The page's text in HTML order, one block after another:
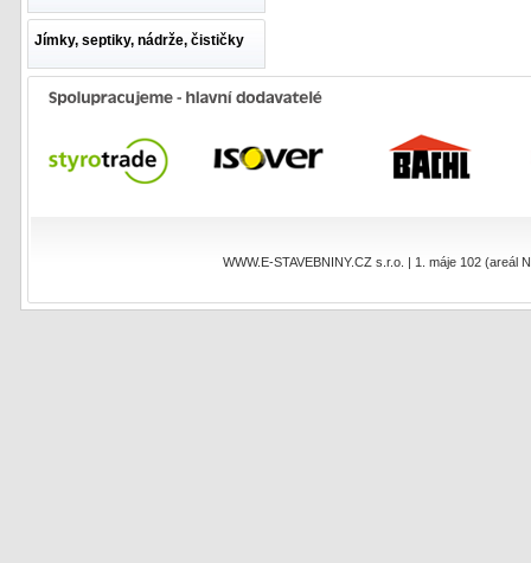
Jímky, septiky, nádrže, čističky
WWW.E-STAVEBNINY.CZ s.r.o. | 1. máje 102